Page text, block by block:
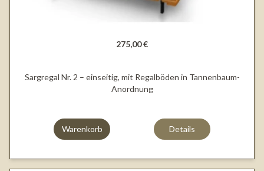
275,00 €
Sargregal Nr. 2 – einseitig, mit Regalböden in Tannenbaum-
Anordnung
Warenkorb Details